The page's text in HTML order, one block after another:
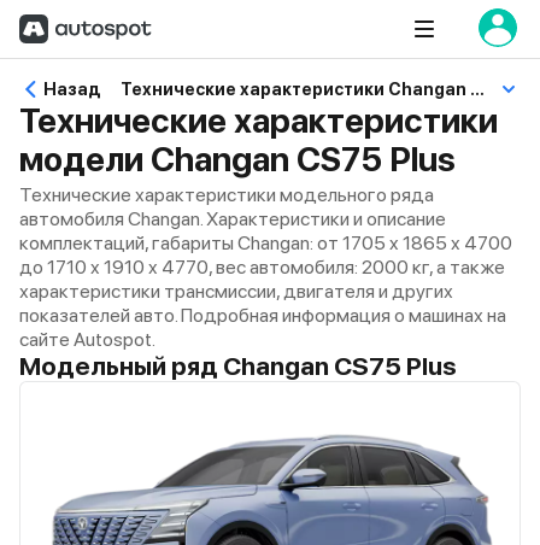
Назад Технические характеристики Changan CS75 Plus
Технические характеристики
модели Changan CS75 Plus
Технические характеристики модельного ряда
автомобиля Changan. Характеристики и описание
комплектаций, габариты Changan: от 1705 x 1865 x 4700
до 1710 x 1910 x 4770, вес автомобиля: 2000 кг, а также
характеристики трансмиссии, двигателя и других
показателей авто. Подробная информация о машинах на
сайте Autospot.
Модельный ряд Changan CS75 Plus